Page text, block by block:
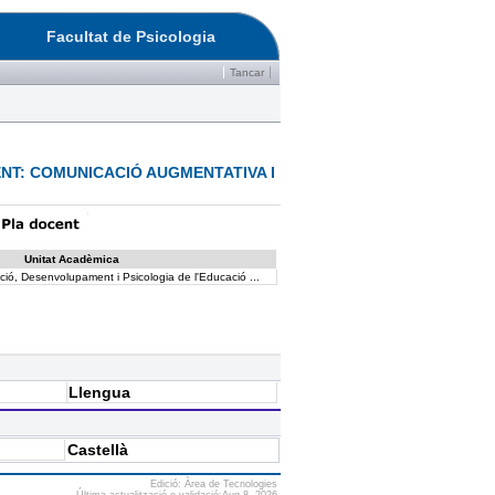
Facultat de Psicologia
Tancar
COMUNICACIÓ AUGMENTATIVA I
Unitat Acadèmica
Desenvolupament i Psicologia de l'Educació ...
Llengua
Castellà
Edició: Àrea de Tecnologies